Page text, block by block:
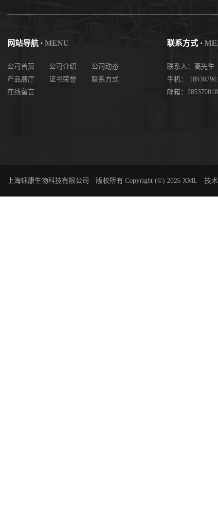
网站导航 · MENU
公司首页 公司介绍
公司动态
产品展厅
证书荣誉
联系方式
在线留言
联系方式 ·
联系人：高先生
手机：
邮箱：
上海钰康生物科技有限公司 版权所有 Copyright (©) 2026 XML 技